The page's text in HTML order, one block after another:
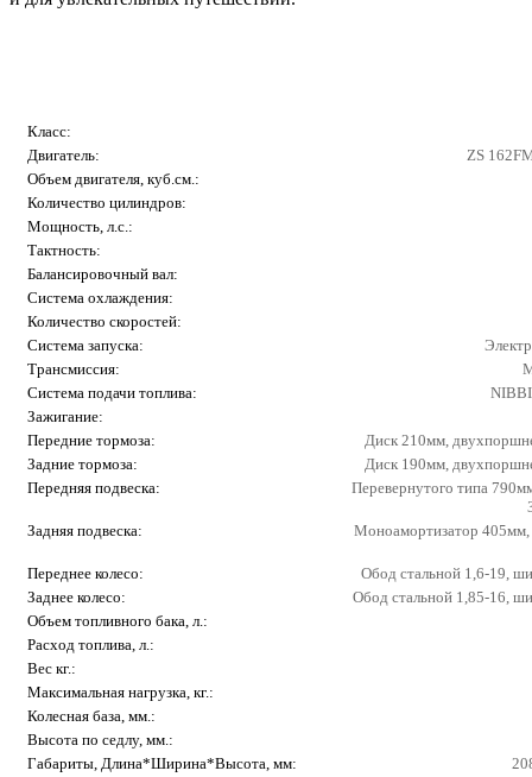
Класс:
Двигатель:
ZS
Объем двигателя, куб.см.:
Количество цилиндров:
Мощность, л.с.:
Тактность:
Балансировочный вал:
Система охлаждения:
Количество скоростей:
Система запуска:
Трансмиссия:
Система подачи топлива:
Зажигание:
Передние тормоза:
Диск 210мм,
Задние тормоза:
Диск 190мм,
Передняя подвеска:
Перевернутого типа
Задняя подвеска:
Моноамортизатор
Переднее колесо:
Обод стальной 1,6-19,
Заднее колесо:
Обод стальной 1,85-16,
Объем топливного бака, л.:
Расход топлива, л.:
Вес кг.:
Максимальная нагрузка, кг.:
Колесная база, мм.:
Высота по седлу, мм.:
Габариты, Длина*Ширина*Высота, мм: